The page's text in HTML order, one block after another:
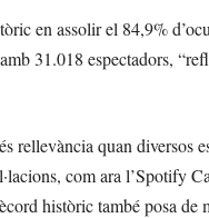
en assolir el 84,9%
31.018 espectadors,
rellevància quan diversos
com ara l’Spotify
històric també posa